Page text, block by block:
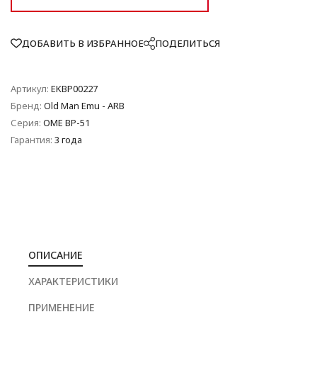
ДОБАВИТЬ В ИЗБРАННОЕ ПОДЕЛИТЬСЯ
Артикул: EKBP00227
Бренд: Old Man Emu - ARB
Серия: OME BP-51
Гарантия: 3 года
ОПИСАНИЕ
ХАРАКТЕРИСТИКИ
ПРИМЕНЕНИЕ